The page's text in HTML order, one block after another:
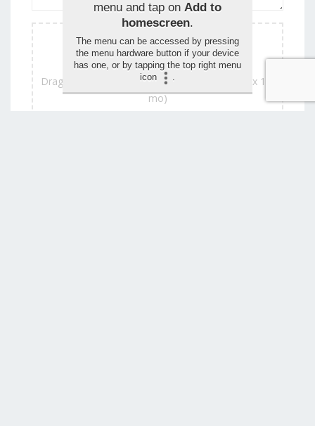
Drag and drop your images for the review (max 1,5
mo)
menu and tap on Add to
homescreen.
The menu can be accessed by pressing
the menu hardware button if your device
has one, or by tapping the top right menu
icon
.